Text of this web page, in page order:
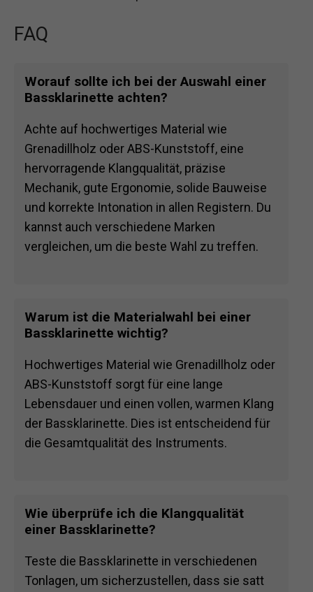
FAQ
Worauf sollte ich bei der Auswahl einer
Bassklarinette achten?
Achte auf hochwertiges Material wie
Grenadillholz oder ABS-Kunststoff, eine
hervorragende Klangqualität, präzise
Mechanik, gute Ergonomie, solide Bauweise
und korrekte Intonation in allen Registern. Du
kannst auch verschiedene Marken
vergleichen, um die beste Wahl zu treffen.
Warum ist die Materialwahl bei einer
Bassklarinette wichtig?
Hochwertiges Material wie Grenadillholz oder
ABS-Kunststoff sorgt für eine lange
Lebensdauer und einen vollen, warmen Klang
der Bassklarinette. Dies ist entscheidend für
die Gesamtqualität des Instruments.
Wie überprüfe ich die Klangqualität
einer Bassklarinette?
Teste die Bassklarinette in verschiedenen
Tonlagen, um sicherzustellen, dass sie satt